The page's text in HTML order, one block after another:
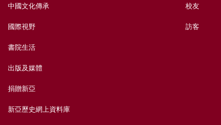
中國文化傳承
國際視野
書院生活
出版及媒體
捐贈新亞
新亞歷史網上資料庫
校友
訪客